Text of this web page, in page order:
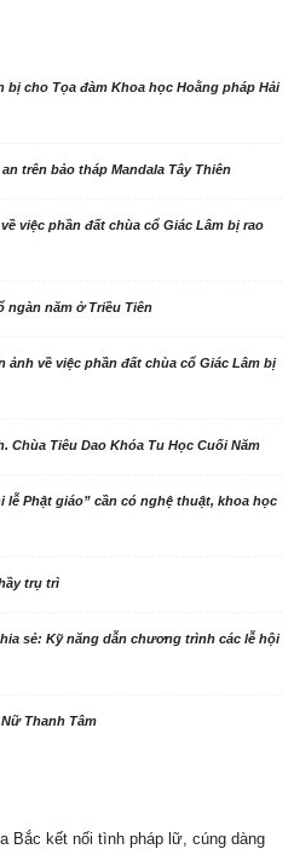
bị cho Tọa đàm Khoa học Hoằng pháp Hải
trên bảo tháp Mandala Tây Thiên
việc phần đất chùa cổ Giác Lâm bị rao
ngàn năm ở Triều Tiên
ảnh về việc phần đất chùa cổ Giác Lâm bị
Chùa Tiêu Dao Khóa Tu Học Cuối Năm
lễ Phật giáo” cần có nghệ thuật, khoa học
trụ trì
sẻ: Kỹ năng dẫn chương trình các lễ hội
Thanh Tâm
Bắc kết nối tình pháp lữ, cúng dàng